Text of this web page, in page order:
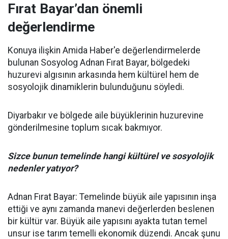
Fırat Bayar’dan önemli
değerlendirme
Konuya ilişkin Amida Haber'e değerlendirmelerde
bulunan Sosyolog Adnan Fırat Bayar, bölgedeki
huzurevi algısının arkasında hem kültürel hem de
sosyolojik dinamiklerin bulunduğunu söyledi.
Diyarbakır ve bölgede aile büyüklerinin huzurevine
gönderilmesine toplum sıcak bakmıyor.
Sizce bunun temelinde hangi kültürel ve sosyolojik
nedenler yatıyor?
Adnan Fırat Bayar: Temelinde büyük aile yapısının inşa
ettiği ve aynı zamanda manevi değerlerden beslenen
bir kültür var. Büyük aile yapısını ayakta tutan temel
unsur ise tarım temelli ekonomik düzendi. Ancak şunu